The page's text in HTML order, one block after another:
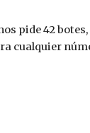
pide 42
cualquier